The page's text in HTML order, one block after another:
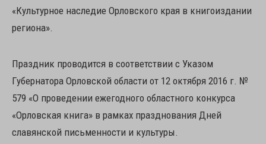
«Культурное наследие Орловского края в книгоиздании
региона».
Праздник проводится в соответствии с Указом
Губернатора Орловской области от 12 октября 2016 г. №
579 «О проведении ежегодного областного конкурса
«Орловская книга» в рамках празднования Дней
славянской письменности и культуры.